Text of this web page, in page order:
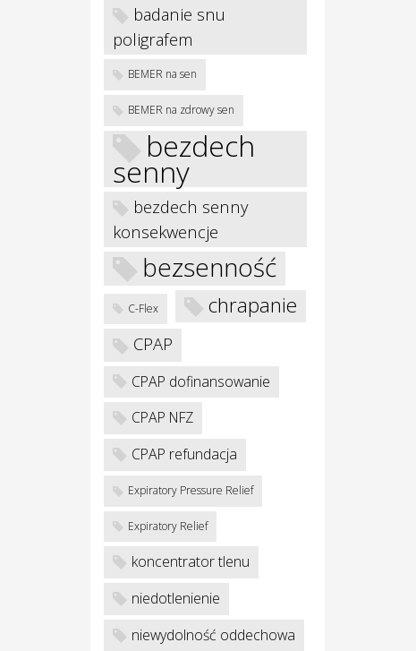
badanie snu
poligrafem
BEMER na sen
BEMER na zdrowy sen
bezdech
senny
bezdech senny
konsekwencje
bezsenność
C-Flex chrapanie
CPAP
CPAP dofinansowanie
CPAP NFZ
CPAP refundacja
Expiratory Pressure Relief
Expiratory Relief
koncentrator tlenu
niedotlenienie
niewydolność oddechowa